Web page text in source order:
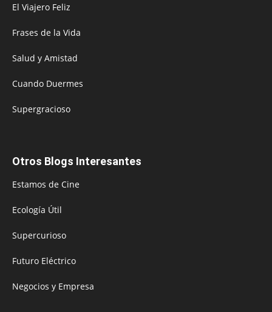
El Viajero Feliz
Frases de la Vida
Salud y Amistad
Cuando Duermes
Supergracioso
Otros Blogs Interesantes
Estamos de Cine
Ecología Útil
Supercurioso
Futuro Eléctrico
Negocios y Empresa